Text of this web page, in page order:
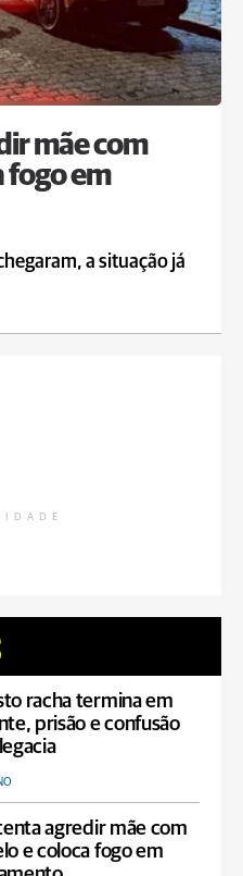
mãe com
fogo em
a situação já
racha termina em
prisão e confusão
agredir mãe com
e coloca fogo em